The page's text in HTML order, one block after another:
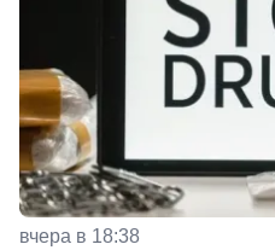
вчера в 18:38